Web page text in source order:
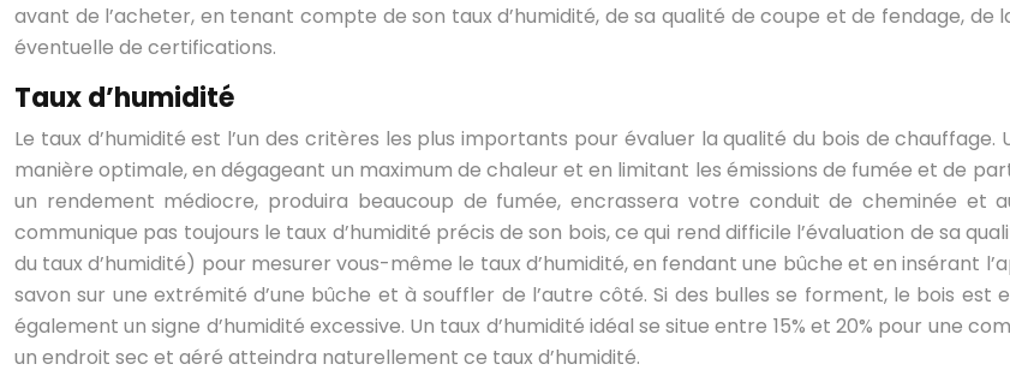
avant de l’acheter, en tenant compte de son taux d’humidité, de sa qualité de coupe et de fendage,
éventuelle de certifications.
Taux d’humidité
Le taux d’humidité est l’un des critères les plus importants pour évaluer la qualité du bois de chauffage.
manière optimale, en dégageant un maximum de chaleur et en limitant les émissions de fumée et de
un rendement médiocre, produira beaucoup de fumée, encrassera votre conduit de cheminée et
communique pas toujours le taux d’humidité précis de son bois, ce qui rend difficile l’évaluation de sa
du taux d’humidité) pour mesurer vous-même le taux d’humidité, en fendant une bûche et en insérant
savon sur une extrémité d’une bûche et à souffler de l’autre côté. Si des bulles se forment, le bois
également un signe d’humidité excessive. Un taux d’humidité idéal se situe entre 15% et 20% pour une
un endroit sec et aéré atteindra naturellement ce taux d’humidité.